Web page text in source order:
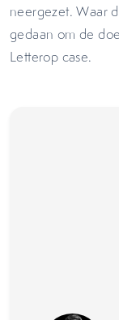
neergezet. Waar
gedaan om de
Letterop case.